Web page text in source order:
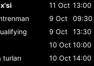
11 Oct 13:00
9 Oct
09:30
9 Oct
13:30
10 Oct 10:00
turları 10 Oct 14:00